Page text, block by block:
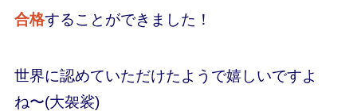
合格することができました！
世界に認めていただけたようで嬉しいですよ
ね〜(大袈裟)